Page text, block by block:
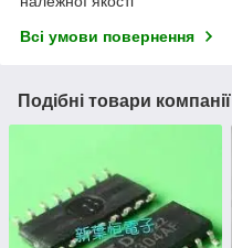
Всі умови повернення
Подібні товари компанії